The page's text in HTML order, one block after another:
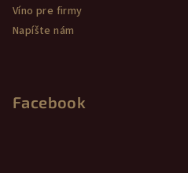
Víno pre firmy
Napíšte nám
Facebook